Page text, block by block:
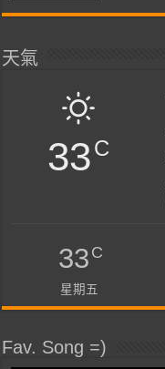
天氣
33C
33C
星期五
Fav. Song =)